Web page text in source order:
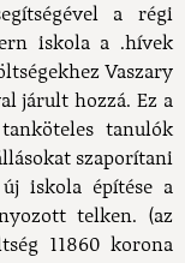
a régi
iskola a .hívek
Vaszary
járult hozzá. Ez a
tanulók
szaporítani
iskola építése a
telken. (az
11860 korona